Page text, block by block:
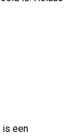
is een